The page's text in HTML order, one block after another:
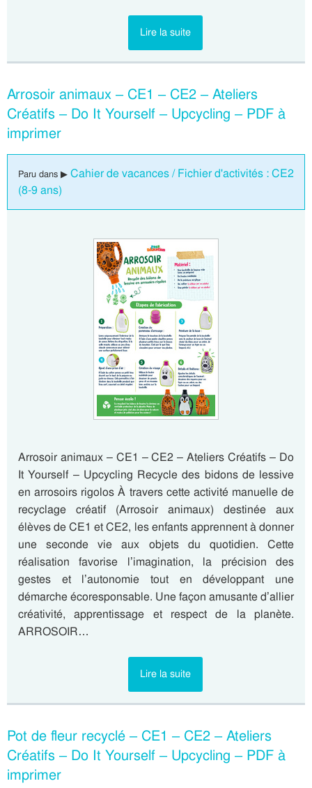
Lire la suite
Arrosoir animaux – CE1 – CE2 – Ateliers
Créatifs – Do It Yourself – Upcycling – PDF à
imprimer
Paru dans ▶ Cahier de vacances / Fichier d'activités : CE2
(8-9 ans)
Arrosoir animaux – CE1 – CE2 – Ateliers Créatifs – Do
It Yourself – Upcycling Recycle des bidons de lessive
en arrosoirs rigolos À travers cette activité manuelle de
recyclage créatif (Arrosoir animaux) destinée aux
élèves de CE1 et CE2, les enfants apprennent à donner
une seconde vie aux objets du quotidien. Cette
réalisation favorise l’imagination, la précision des
gestes et l’autonomie tout en développant une
démarche écoresponsable. Une façon amusante d’allier
créativité, apprentissage et respect de la planète.
ARROSOIR…
Lire la suite
Pot de fleur recyclé – CE1 – CE2 – Ateliers
Créatifs – Do It Yourself – Upcycling – PDF à
imprimer